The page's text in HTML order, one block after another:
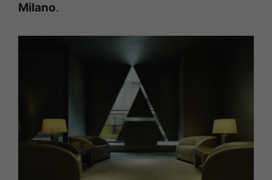
Milano.